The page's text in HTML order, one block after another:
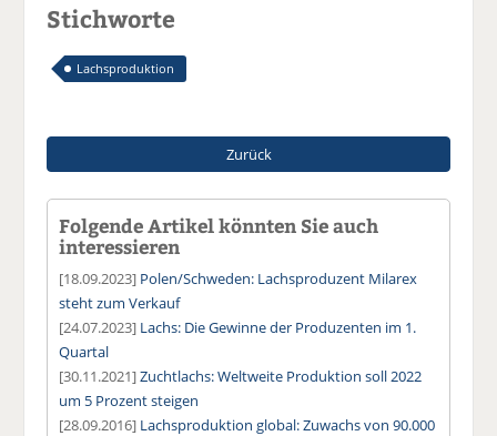
Stichworte
Lachsproduktion
Zurück
Folgende Artikel könnten Sie auch
interessieren
[18.09.2023] Polen/Schweden: Lachsproduzent Milarex
steht zum Verkauf
[24.07.2023] Lachs: Die Gewinne der Produzenten im 1.
Quartal
[30.11.2021]Zuchtlachs: Weltweite Produktion soll 2022
um 5 Prozent steigen
[28.09.2016] Lachsproduktion global: Zuwachs von 90.000